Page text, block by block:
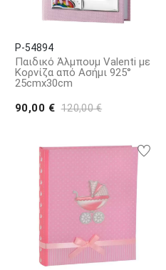
P-54894
Παιδικό Άλμπουμ Valenti με
Κορνίζα από Ασήμι 925°
25cmx30cm
90,00 € 120,00 €